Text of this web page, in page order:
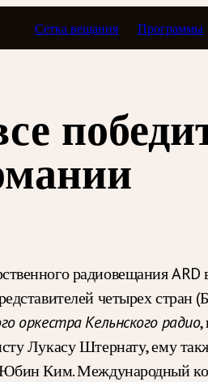
Сетка вещания Программы
Новости
радиовещания
четырех стран
оркестра Кельнского радио,
Лукасу Штернату, ему
Ким. Международный